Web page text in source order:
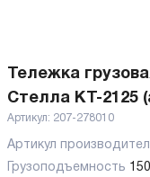
Тележка
Стелла КТ-2125
Артикул: 207-278010
Артикул
Грузоподъемность